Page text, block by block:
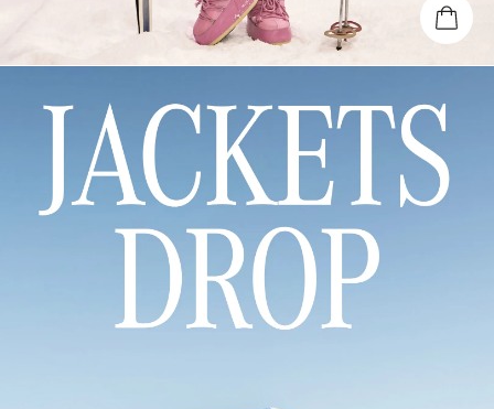
+7 499 112 03 30
комьюнити VK